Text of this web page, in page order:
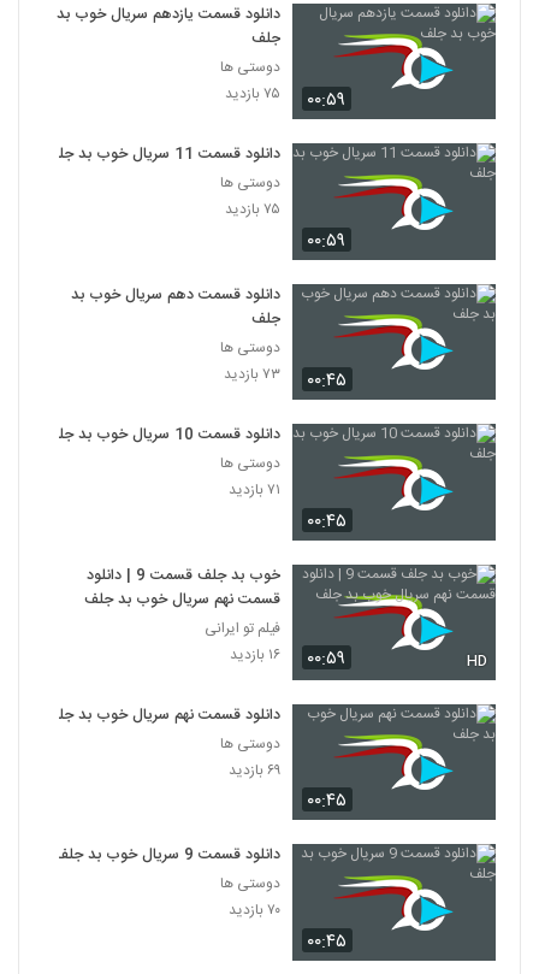
۰۰:۵۹
دانلود قسمت یازدهم سریال خوب بد
جلف
دوستی ها
۷۵ بازدید
۰۰:۵۹
دانلود قسمت 11 سریال خوب بد جلف
دوستی ها
۷۵ بازدید
۰۰:۴۵
دانلود قسمت دهم سریال خوب بد
جلف
دوستی ها
۷۳ بازدید
۰۰:۴۵
دانلود قسمت 10 سریال خوب بد جلف
دوستی ها
۷۱ بازدید
۰۰:۵۹ HD
خوب بد جلف قسمت 9 | دانلود
قسمت نهم سریال خوب بد جلف
فیلم تو ایرانی
۱۶ بازدید
۰۰:۴۵
دانلود قسمت نهم سریال خوب بد جلف
دوستی ها
۶۹ بازدید
۰۰:۴۵
دانلود قسمت 9 سریال خوب بد جلف
دوستی ها
۷۰ بازدید